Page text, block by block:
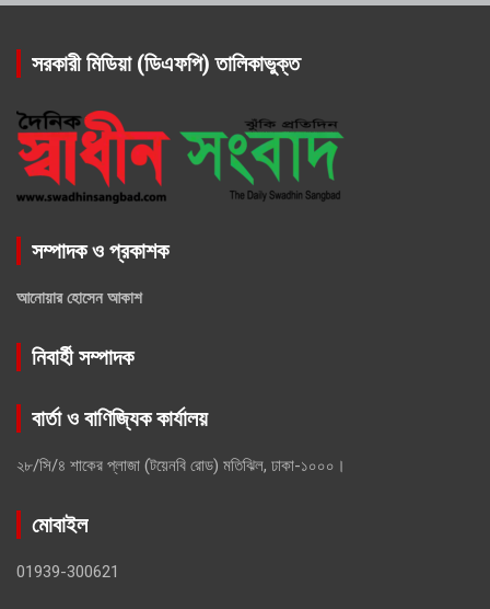
সরকারী মিডিয়া (ডিএফপি) তালিকাভুক্ত
সম্পাদক ও প্রকাশক
আনোয়ার হোসেন আকাশ
নিবার্হী সম্পাদক
বার্তা ও বাণিজ্যিক কার্যালয়
২৮/সি/৪ শাকের প্লাজা (টয়েনবি রোড) মতিঝিল, ঢাকা-১০০০।
মোবাইল
01939-300621